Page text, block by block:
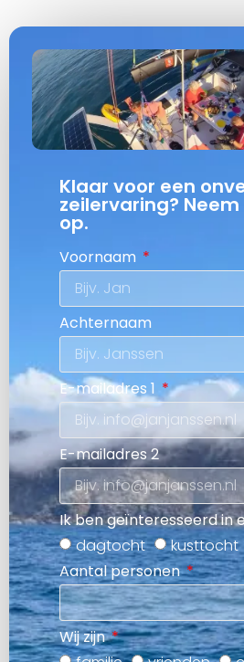
Klaar voor een
zeilervaring?
op.
Voornaam
Achternaam
E-mailadres 1
E-mailadres 2
Ik ben geïnteresseerd in
dagtocht
kusttocht
Aantal personen
Wij zijn